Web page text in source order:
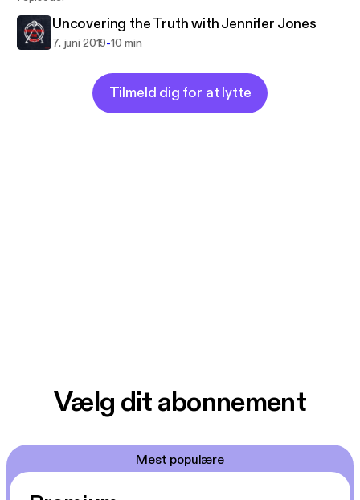
Uncovering the Truth with Jennifer Jones
7. juni 2019-10 min
Tilmeld dig for at lytte
Vælg dit abonnement
Mest populære